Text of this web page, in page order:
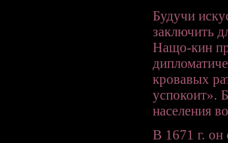
Будучи
заключить
Нащо-кин
кровавых
успокоит».
населения
В 1671 г. он